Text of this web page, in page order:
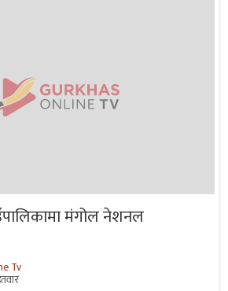
मंगोल नेशनल
Tv